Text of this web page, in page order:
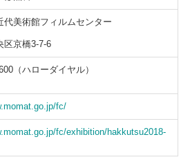
代美術館フィルムセンター
区京橋3-7-6
（ハローダイヤル）
fc/
fc/exhibition/hakkutsu2018-